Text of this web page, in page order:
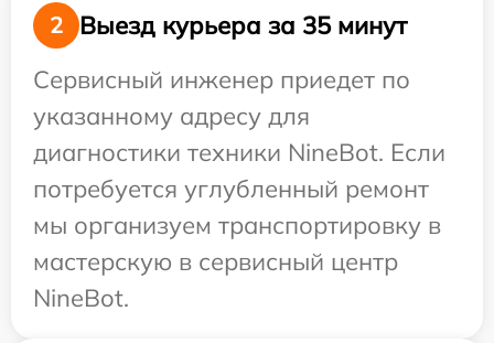
2
Выезд курьера за 35 минут
Сервисный инженер приедет по
указанному адресу для
диагностики техники NineBot. Если
потребуется углубленный ремонт
мы организуем транспортировку в
мастерскую в сервисный центр
NineBot.